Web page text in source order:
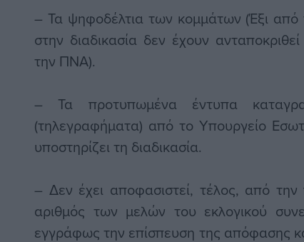
– Τα ψηφοδέλτια των κομμάτων (Έξι από
στην διαδικασία δεν έχουν
την ΠΝΑ).
– Τα προτυπωμένα έντυπα
(τηλεγραφήματα) από το Υπουργείο
υποστηρίζει τη διαδικασία.
– Δεν έχει αποφασιστεί, τέλος, από
αριθμός των μελών του εκλογικού
εγγράφως την επίσπευση της απόφασης